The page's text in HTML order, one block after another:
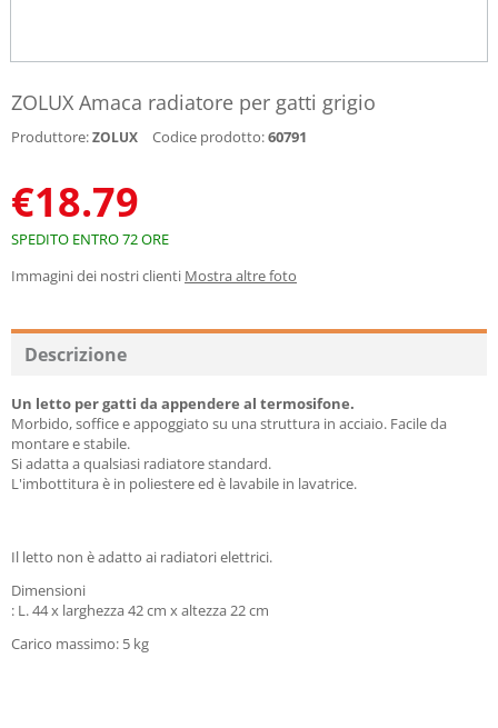
ZOLUX Amaca radiatore per gatti grigio
Produttore:ZOLUX Codice prodotto:60791
€18.79
SPEDITO ENTRO 72 ORE
Immagini dei nostri clienti Mostra altre foto
Descrizione
Un letto per gatti da appendere al termosifone.
Morbido, soffice e appoggiato su una struttura in acciaio. Facile da
montare e stabile.
Si adatta a qualsiasi radiatore standard.
L'imbottitura è in poliestere ed è lavabile in lavatrice.
Il letto non è adatto ai radiatori elettrici.
Dimensioni
: L. 44 x larghezza 42 cm x altezza 22 cm
Carico massimo: 5 kg